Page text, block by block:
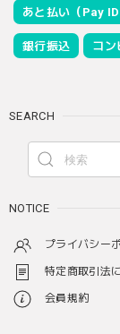
あと払い（Pay ID
銀行振込 コ
SEARCH
NOTICE
プライバシー
特定商取引法
会員規約